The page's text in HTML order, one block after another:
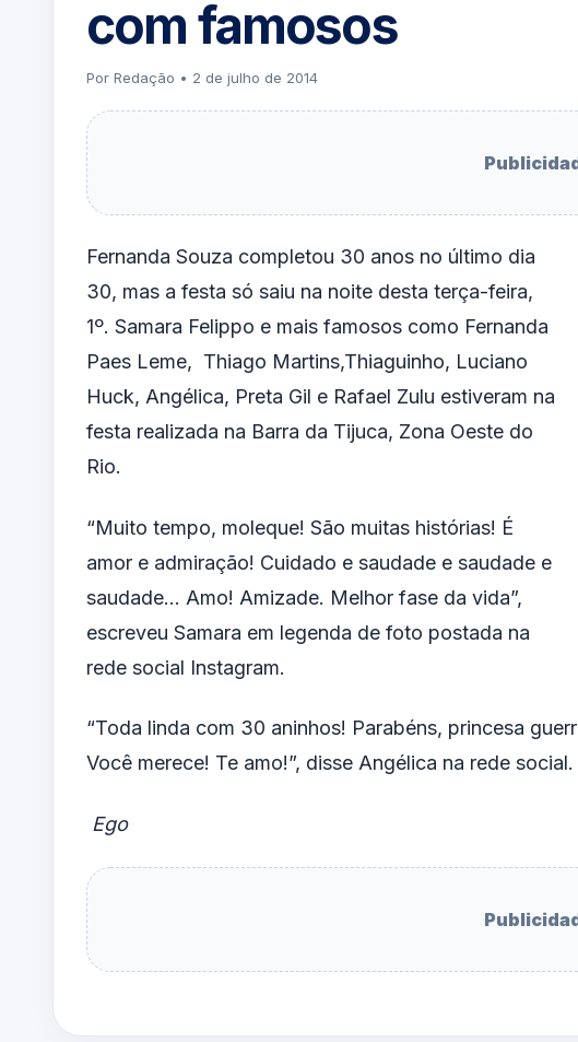
com famosos
Por Redação • 2 de julho de 2014
Fernanda Souza completou 30 anos no último dia
30, mas a festa só saiu na noite desta terça-feira,
1º. Samara Felippo e mais famosos como Fernanda
Paes Leme, Thiago Martins,Thiaguinho, Luciano
Huck, Angélica, Preta Gil e Rafael Zulu estiveram na
festa realizada na Barra da Tijuca, Zona Oeste do
Rio.
“Muito tempo, moleque! São muitas histórias! É
amor e admiração! Cuidado e saudade e saudade e
saudade… Amo! Amizade. Melhor fase da vida”,
escreveu Samara em legenda de foto postada na
rede social Instagram.
“Toda linda com 30 aninhos! Parabéns, princesa
Você merece! Te amo!”, disse Angélica na rede social.
Ego